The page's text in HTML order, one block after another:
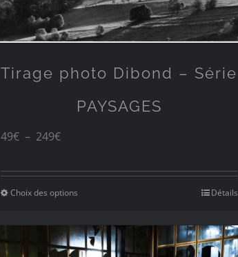
Tirage photo Dibond – Série
PAYSAGES
49€ – 249€Plage
prix :
à
Choix des options Détails